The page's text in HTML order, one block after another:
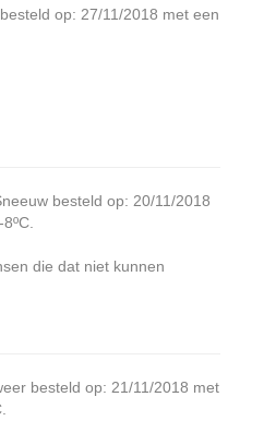
op: 27/11/2018 met een
besteld op: 20/11/2018
die dat niet kunnen
besteld op: 21/11/2018 met